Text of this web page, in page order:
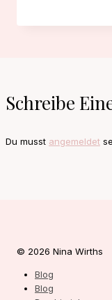
Schreibe
Du musst angemeldet
© 2026 Nina Wirths
Blog
Blog